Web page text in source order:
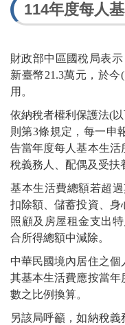
114年度每人
財政部中區國稅局表
新臺幣21.3萬元，於
用。
依納稅者權利保護法(
則第3條規定，每一申
告當年度每人基本生活
稅義務人、配偶及受扶
基本生活費總額若超
扣除額、儲蓄投資、身
照顧及房屋租金支出
合所得總額中減除。
中華民國境內居住之個
其基本生活費應按當年
數之比例換算。
另該局呼籲，如納稅